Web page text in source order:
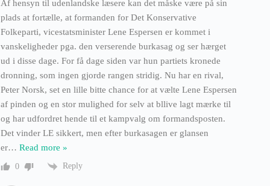
Af hensyn til udenlandske læsere kan det måske være på sin
plads at fortælle, at formanden for Det Konservative
Folkeparti, vicestatsminister Lene Espersen er kommet i
vanskeligheder pga. den verserende burkasag og ser hærget
ud i disse dage. For få dage siden var hun partiets kronede
dronning, som ingen gjorde rangen stridig. Nu har en rival,
Peter Norsk, set en lille bitte chance for at vælte Lene Espersen
af pinden og en stor mulighed for selv at bllive lagt mærke til
og har udfordret hende til et kampvalg om formandsposten.
Det vinder LE sikkert, men efter burkasagen er glansen
er… Read more »
0 Reply